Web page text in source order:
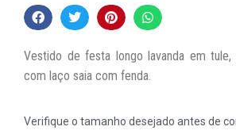
Vestido de festa longo lavanda em
com laço saia com fenda.
Verifique o tamanho desejado antes de